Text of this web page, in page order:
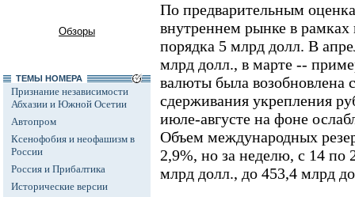
Обзоры
ТЕМЫ НОМЕРА
Признание независимости
Абхазии и Южной Осетии
Автопром
Ксенофобия и неофашизм в
России
Россия и Прибалтика
Исторические версии
По предварительным
внутреннем рынке в
порядка 5 млрд долл. В
млрд долл., в марте --
валюты была возобновлена
сдерживания укрепления
июле-августе на фоне
Объем международных
2,9%, но за неделю, с 14 по
млрд долл., до 453,4 млрд